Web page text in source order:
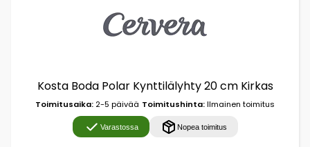
Kosta Boda Polar Kynttilälyhty 20 cm Kirkas
Toimitusaika: 2-5 päivää Toimitushinta:Ilmainen toimitus
Varastossa Nopea toimitus